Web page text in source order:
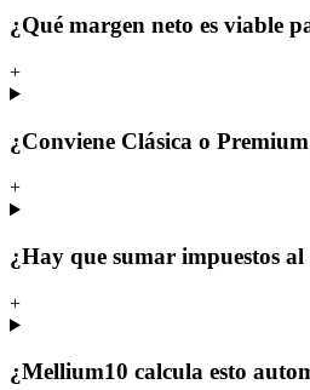
¿Qué margen neto es viable
+
¿Conviene Clásica o
+
¿Hay que sumar impuestos
+
¿Mellium10 calcula esto